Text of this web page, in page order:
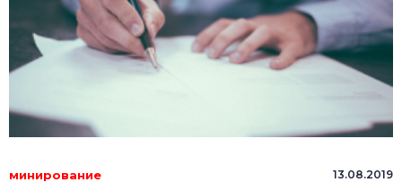
минирование 13.08.2019